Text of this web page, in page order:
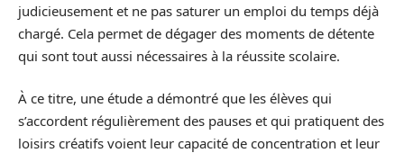
judicieusement et ne pas saturer un emploi du temps déjà
chargé. Cela permet de dégager des moments de détente
qui sont tout aussi nécessaires à la réussite scolaire.
À ce titre, une étude a démontré que les élèves qui
s’accordent régulièrement des pauses et qui pratiquent des
loisirs créatifs voient leur capacité de concentration et leur